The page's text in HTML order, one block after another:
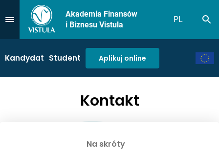
Przejdź do Menu
Akademia Finansów
i Biznesu Vistula
PL
Kandydat Student Aplikuj online
Kontakt
Na skróty